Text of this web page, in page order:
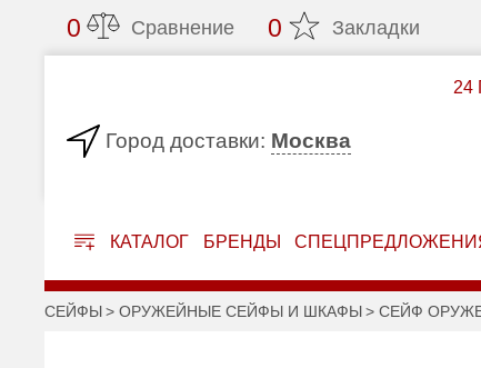
0 Сравнение 0 Закладки
Город доставки: Москва
24
КАТАЛОГ БРЕНДЫ
СЕЙФЫ ОРУЖЕЙНЫЕ СЕЙФЫ И ШКАФЫ СЕЙФ